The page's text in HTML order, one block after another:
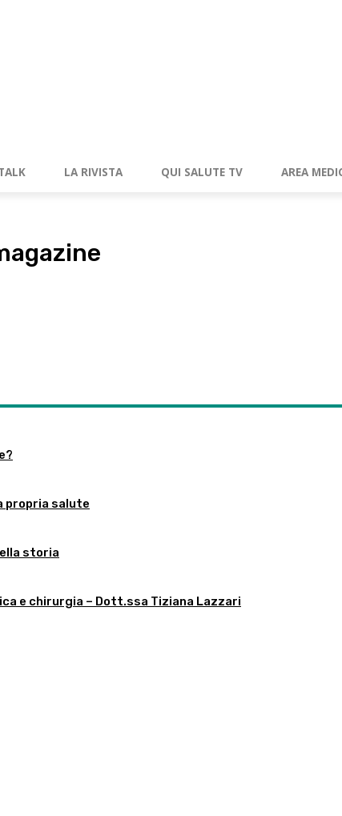
LA RIVISTA QUI SALUTE TV AREA
propria salute
storia
e chirurgia – Dott.ssa Tiziana Lazzari